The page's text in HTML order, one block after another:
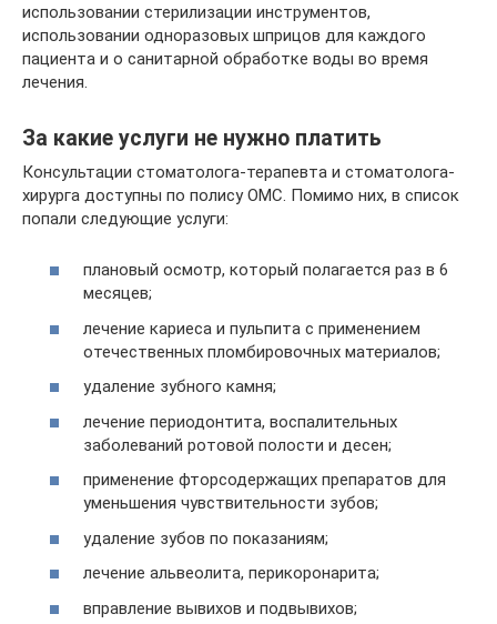
использовании стерилизации инструментов,
использовании одноразовых шприцов для каждого
пациента и о санитарной обработке воды во время
лечения.
За какие услуги не нужно платить
Консультации стоматолога-терапевта и стоматолога-
хирурга доступны по полису ОМС. Помимо них, в список
попали следующие услуги:
плановый осмотр, который полагается раз в 6
месяцев;
лечение кариеса и пульпита с применением
отечественных пломбировочных материалов;
удаление зубного камня;
лечение периодонтита, воспалительных
заболеваний ротовой полости и десен;
применение фторсодержащих препаратов для
уменьшения чувствительности зубов;
удаление зубов по показаниям;
лечение альвеолита, перикоронарита;
вправление вывихов и подвывихов;